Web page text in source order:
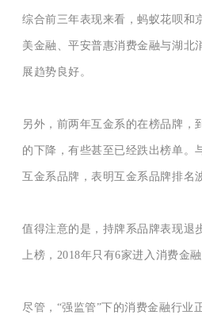
综合前三年表现来看，蚂蚁花呗和
美金融、平安普惠消费金融与湖北
展趋势良好。
另外，前两年互金系的在榜品牌，
的下降，有些甚至已经跌出榜单。
互金系品牌，表明互金系品牌排名
值得注意的是，持牌系品牌表现退
上榜，2018年只有6家进入消费金融
尽管，“强监管”下的消费金融行业